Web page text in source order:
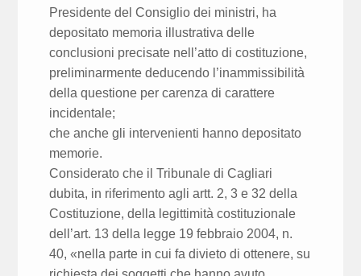
Presidente del Consiglio dei ministri, ha
depositato memoria illustrativa delle
conclusioni precisate nell’atto di costituzione,
preliminarmente deducendo l’inammissibilità
della questione per carenza di carattere
incidentale;
che anche gli intervenienti hanno depositato
memorie.
Considerato che il Tribunale di Cagliari
dubita, in riferimento agli artt. 2, 3 e 32 della
Costituzione, della legittimità costituzionale
dell’art. 13 della legge 19 febbraio 2004, n.
40, «nella parte in cui fa divieto di ottenere, su